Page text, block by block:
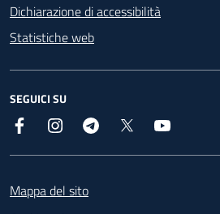
Dichiarazione di accessibilità
Statistiche web
SEGUICI SU
Facebook InstagramTelegram
Mappa del sito